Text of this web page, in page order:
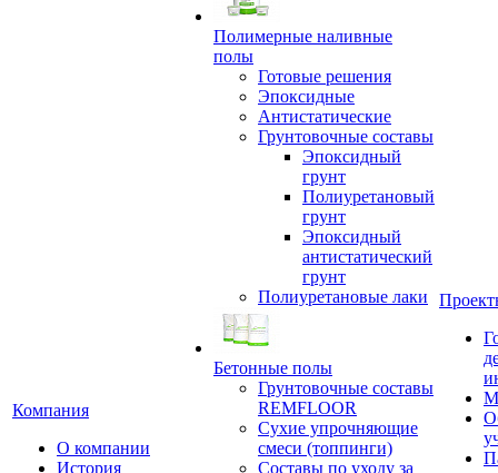
Компания
О компании
История
Полимерные наливные
полы
Готовые решения
Эпоксидные
Антистатические
Грунтовочные составы
Эпоксидный
грунт
Полиуретановый
грунт
Эпоксидный
антистатический
грунт
Полиуретановые лаки
Бетонные полы
Грунтовочные составы
REMFLOOR
Сухие упрочняющие
смеси (топпинги)
Составы по уходу за